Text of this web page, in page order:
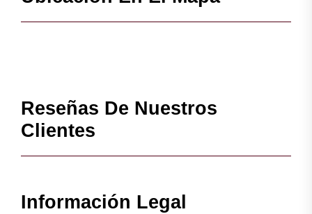
Reseñas De Nuestros
Clientes
Información Legal